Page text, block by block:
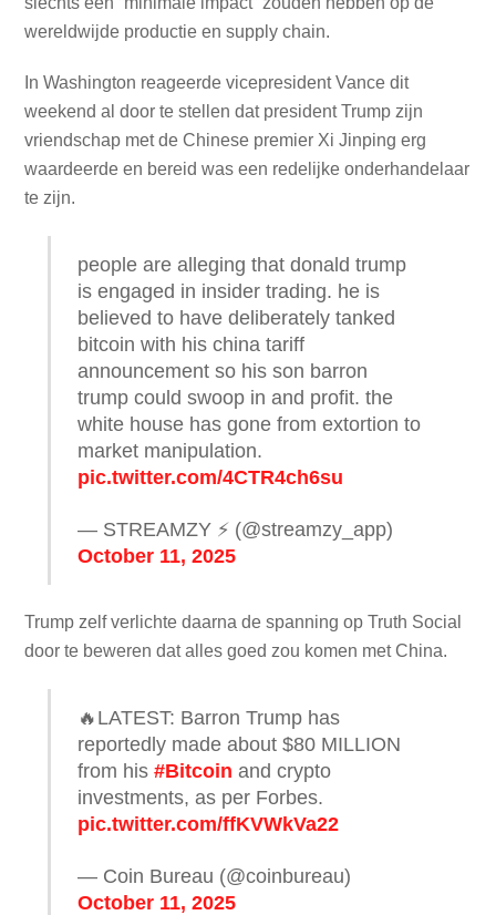
wereldwijde productie en supply chain.
In Washington reageerde vicepresident Vance dit
weekend al door te stellen dat president Trump zijn
vriendschap met de Chinese premier Xi Jinping erg
waardeerde en bereid was een redelijke onderhandelaar
te zijn.
people are alleging that donald trump
is engaged in insider trading. he is
believed to have deliberately tanked
bitcoin with his china tariff
announcement so his son barron
trump could swoop in and profit. the
white house has gone from extortion to
market manipulation.
pic.twitter.com/4CTR4ch6su
— STREAMZY ⚡️ (@streamzy_app)
October 11, 2025
Trump zelf verlichte daarna de spanning op Truth Social
door te beweren dat alles goed zou komen met China.
🔥LATEST: Barron Trump has
reportedly made about $80 MILLION
from his#Bitcoin and crypto
investments, as per Forbes.
pic.twitter.com/ffKVWkVa22
— Coin Bureau (@coinbureau)
October 11, 2025